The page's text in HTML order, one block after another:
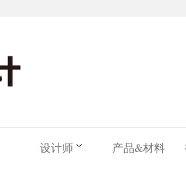
设计师 产品&材料